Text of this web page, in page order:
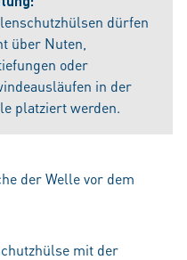
dürfen
über Nuten,
oder
in der
platziert werden.
der Welle vor dem
mit der